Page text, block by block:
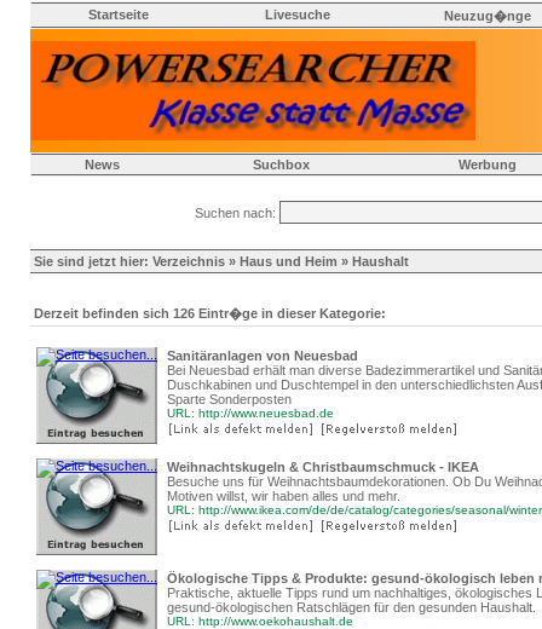
Startseite Livesuche Neuzug�nge
News Suchbox Werbung
Suchen nach:
Sie sind jetzt hier: Verzeichnis » Haus und Heim » Haushalt
Derzeit befinden sich 126 Eintr�ge in dieser Kategorie:
Sanitäranlagen von Neuesbad
Bei Neuesbad erhält man diverse Badezimmerartikel und
Duschkabinen und Duschtempel in den unterschiedlichsten
Sparte Sonderposten
URL: http://www.neuesbad.de
Weihnachtskugeln & Christbaumschmuck - IKEA
Besuche uns für Weihnachtsbaumdekorationen. Ob Du
Motiven willst, wir haben alles und mehr.
URL: http://www.ikea.com/de/de/catalog/categories/seasonal/
Ökologische Tipps & Produkte: gesund-ökologisch leben
Praktische, aktuelle Tipps rund um nachhaltiges, ökologisches
gesund-ökologischen Ratschlägen für den gesunden Haushalt.
URL: http://www.oekohaushalt.de